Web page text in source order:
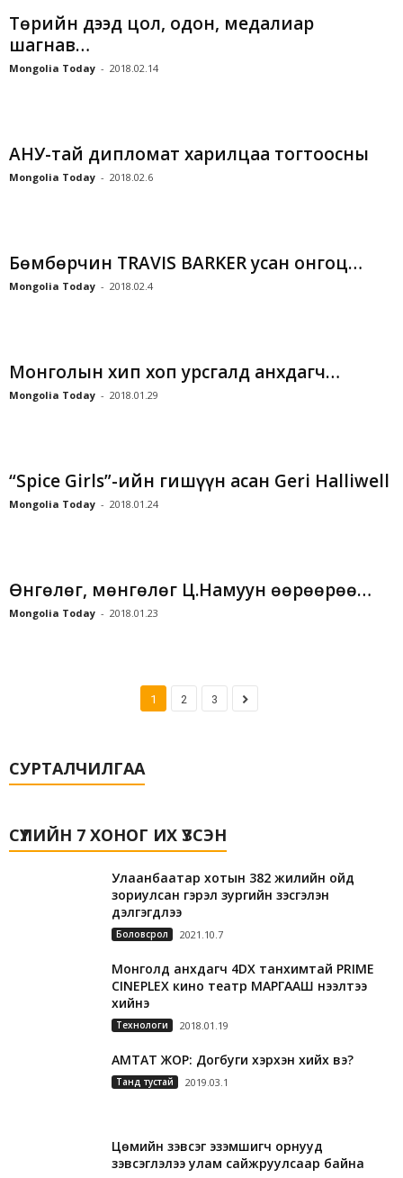
Төрийн дээд цол, одон, медалиар
шагнав…
Mongolia Today - 2018.02.14
АНУ-тай дипломат харилцаа тогтоосны
Mongolia Today - 2018.02.6
Бөмбөрчин TRAVIS BARKER усан онгоц…
Mongolia Today - 2018.02.4
Монголын хип хоп урсгалд анхдагч…
Mongolia Today - 2018.01.29
“Spice Girls”-ийн гишүүн асан Geri Halliwell
Mongolia Today - 2018.01.24
Өнгөлөг, мөнгөлөг Ц.Намуун өөрөөрөө…
Mongolia Today - 2018.01.23
1 2 3
СУРТАЛЧИЛГАА
СҮҮЛИЙН 7 ХОНОГ ИХ ҮЗСЭН
Улаанбаатар хотын 382 жилийн ойд
зориулсан гэрэл зургийн үзэсгэлэн
дэлгэгдлээ
Боловсрол 2021.10.7
Монголд анхдагч 4DX танхимтай PRIME
CINEPLEX кино театр МАРГААШ нээлтээ
хийнэ
Технологи 2018.01.19
АМТАТ ЖОР: Догбуги хэрхэн хийх вэ?
Танд тустай 2019.03.1
Цөмийн зэвсэг эзэмшигч орнууд
зэвсэглэлээ улам сайжруулсаар байна